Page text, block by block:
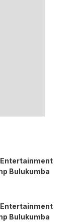
Entertainment
Bulukumba
Entertainment
Bulukumba